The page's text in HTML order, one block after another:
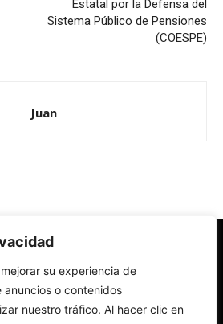
su experiencia de
anuncios o contenidos
nuestro tráfico. Al hacer clic en
Estatal por la Defensa del
Sistema Público de Pensiones
(COESPE)
Juan
la Iglesia católica y la sociedad